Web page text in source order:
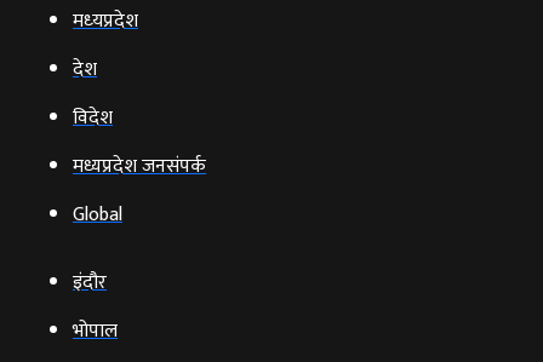
मध्‍यप्रदेश
देश
विदेश
मध्यप्रदेश जनसंपर्क
Global
इंदौर
भोपाल